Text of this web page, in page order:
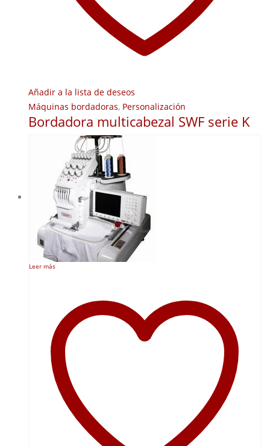
Añadir a la lista de deseos
Máquinas bordadoras, Personalización
Bordadora multicabezal SWF serie K
Leer más